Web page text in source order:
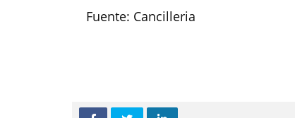
Fuente: Cancilleria